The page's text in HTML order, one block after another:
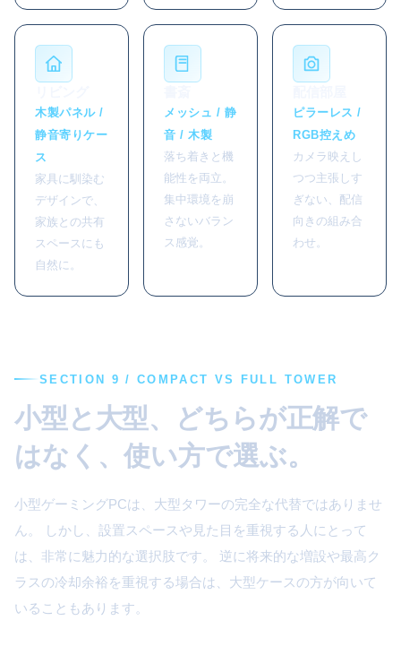
木製パネル /
静音寄りケー
ス
家具に馴染む
デザインで、
家族との共有
スペースにも
自然に。
メッシュ / 静
音 / 木製
落ち着きと機
能性を両立。
集中環境を崩
さないバラン
ス感覚。
ピラーレス /
RGB控えめ
カメラ映えし
つつ主張しす
ぎない、配信
向きの組み合
わせ。
SECTION 9 / COMPACT VS FULL TOWER
小型と大型、どちらが正解で
はなく、使い方で選ぶ。
小型ゲーミングPCは、大型タワーの完全な代替ではありませ
ん。 しかし、設置スペースや見た目を重視する人にとって
は、非常に魅力的な選択肢です。 逆に将来的な増設や最高ク
ラスの冷却余裕を重視する場合は、大型ケースの方が向いて
いることもあります。